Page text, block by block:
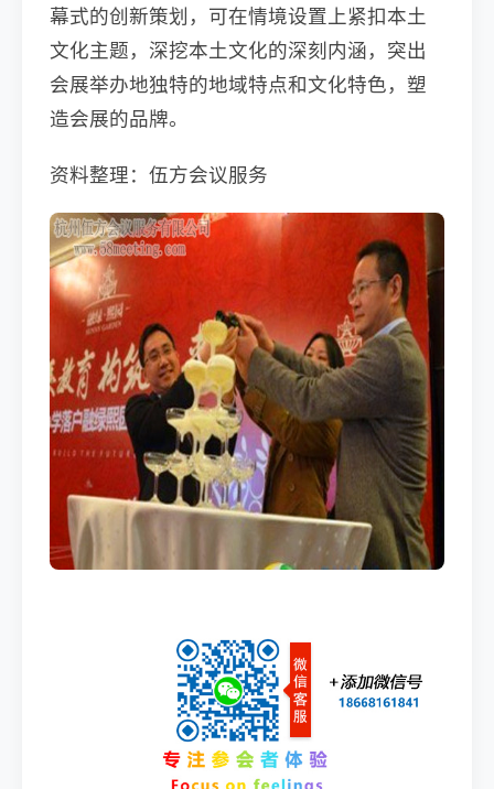
幕式的创新策划，可在情境设置上紧扣本土
文化主题，深挖本土文化的深刻内涵，突出
会展举办地独特的地域特点和文化特色，塑
造会展的品牌。
资料整理：伍方会议服务